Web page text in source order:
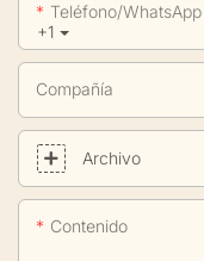
+1
Teléfono/WhatsApp
Compañía
Archivo
Contenido